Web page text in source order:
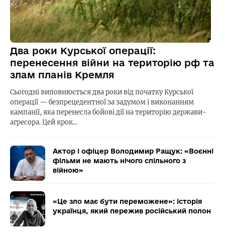
Два роки Курської операції:
перенесення війни на територію рф та
злам планів Кремля
Сьогодні виповнюється два роки від початку Курської
операції — безпрецедентної за задумом і виконанням
кампанії, яка перенесла бойові дії на територію держави-
агресора. Цей крок…
Актор і офіцер Володимир Ращук: «Воєнні
фільми не мають нічого спільного з
війною»
«Це зло має бути переможене»: історія
українця, який пережив російський полон